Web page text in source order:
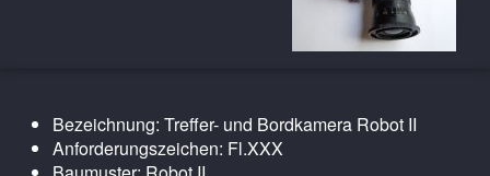
Bezeichnung: Treffer- und Bordkamera Robot II
Anforderungszeichen: Fl.XXX